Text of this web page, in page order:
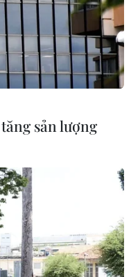
động sản tại
sản lượng